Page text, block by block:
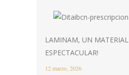
LAMINAM, UN MATERIAL
ESPECTACULAR!
12 marzo, 2026